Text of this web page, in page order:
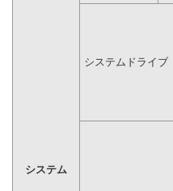
システム
システムドライブ